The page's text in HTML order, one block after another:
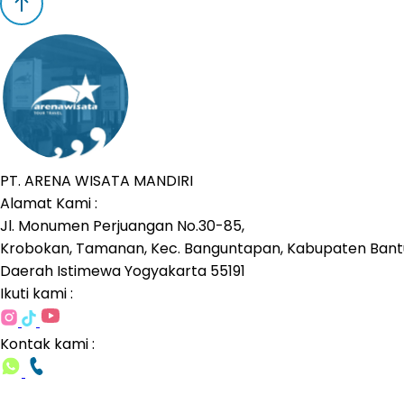
PT. ARENA WISATA MANDIRI
Alamat Kami :
Jl. Monumen Perjuangan No.30-85,
Krobokan, Tamanan, Kec. Banguntapan, Kabupaten
Daerah Istimewa Yogyakarta 55191
Ikuti kami :
Kontak kami :